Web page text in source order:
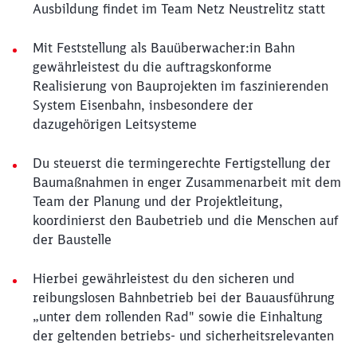
Ausbildung findet im Team Netz Neustrelitz statt
Mit Feststellung als Bauüberwacher:in Bahn
gewährleistest du die auftragskonforme
Realisierung von Bauprojekten im faszinierenden
System Eisenbahn, insbesondere der
dazugehörigen Leitsysteme
Du steuerst die termingerechte Fertigstellung der
Baumaßnahmen in enger Zusammenarbeit mit dem
Team der Planung und der Projektleitung,
koordinierst den Baubetrieb und die Menschen auf
der Baustelle
Hierbei gewährleistest du den sicheren und
reibungslosen Bahnbetrieb bei der Bauausführung
„unter dem rollenden Rad" sowie die Einhaltung
der geltenden betriebs- und sicherheitsrelevanten